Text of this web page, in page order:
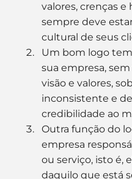
valores, crenças
sempre deve
cultural de seus
Um bom logo
sua empresa,
visão e valores,
inconsistente e
credibilidade ao
Outra função do
empresa
ou serviço, isto é,
daquilo que está